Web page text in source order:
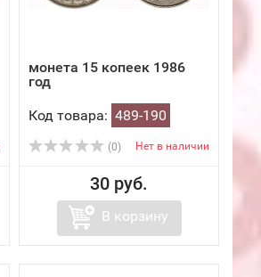
монета 15 копеек 1986
год
Код товара: 489-190
(0) Нет в наличии
30 руб.
В корзину